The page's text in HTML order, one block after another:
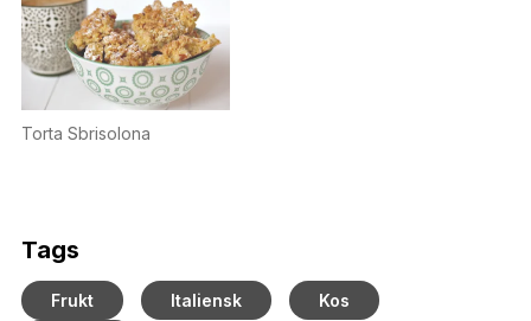
Torta Sbrisolona
Tags
Frukt Italiensk
Kos